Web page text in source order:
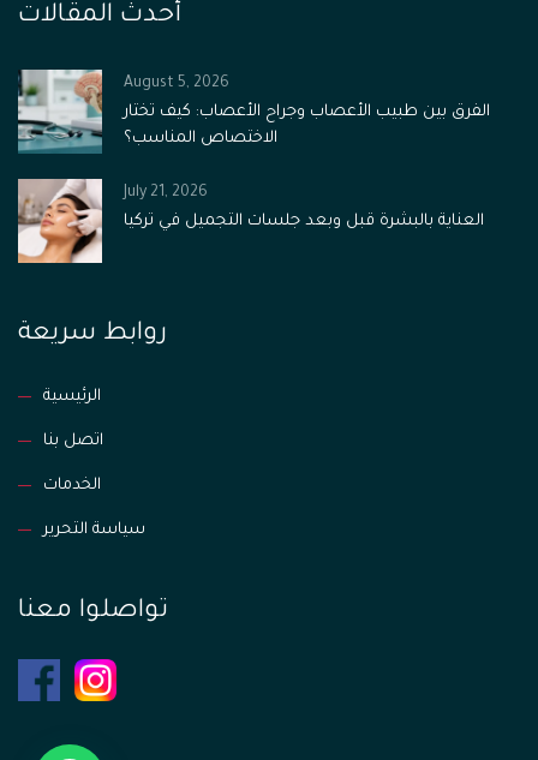
أحدث المقالات
August 5, 2026
الفرق بين طبيب الأعصاب وجراح الأعصاب: كيف تختار
الاختصاص المناسب؟
July 21, 2026
العناية بالبشرة قبل وبعد جلسات التجميل في تركيا
روابط سريعة
الرئيسية
اتصل بنا
الخدمات
سياسة التحرير
تواصلوا معنا